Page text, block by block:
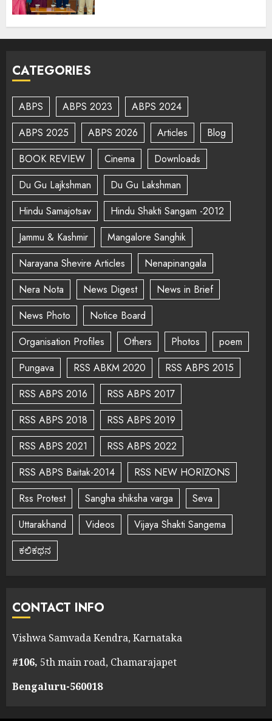
CATEGORIES
ABPS ABPS 2023
ABPS 2024
ABPS 2025
ABPS 2026 Articles
Blog
BOOK REVIEW
Cinema
Downloads
Du Gu Lajkshman
Du Gu Lakshman
Hindu Samajotsav
Hindu Shakti Sangam -2012
Jammu & Kashmir
Mangalore Sanghik
Narayana Shevire Articles
Nenapinangala
Nera Nota
News Digest
News in Brief
News Photo
Notice Board
Organisation Profiles
Others Photos
poem
Pungava
RSS ABKM 2020
RSS ABPS 2015
RSS ABPS 2016
RSS ABPS 2017
RSS ABPS 2018
RSS ABPS 2019
RSS ABPS 2021
RSS ABPS 2022
RSS ABPS Baitak-2014
RSS NEW HORIZONS
Rss Protest
Sangha shiksha varga
Seva
Uttarakhand
Videos
Vijaya Shakti Sangema
ಕಲಿಕಥನ
CONTACT INFO
Vishwa Samvada Kendra, Karnataka
#106, 5th main road, Chamarajapet
Bengaluru-560018